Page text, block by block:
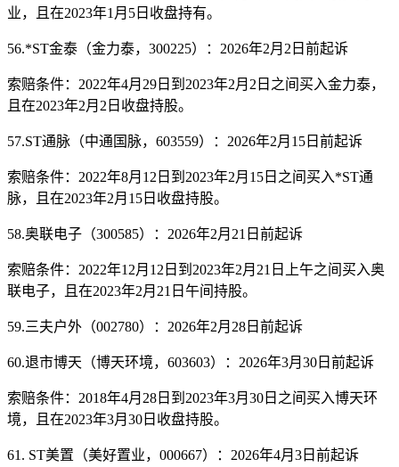
业，且在2023年1月5日收盘持有。
56.*ST金泰（金力泰，300225）：2026年2月2日前起诉
索赔条件：2022年4月29日到2023年2月2日之间买入金力泰，
且在2023年2月2日收盘持股。
57.ST通脉（中通国脉，603559）：2026年2月15日前起诉
索赔条件：2022年8月12日到2023年2月15日之间买入*ST通
脉，且在2023年2月15日收盘持股。
58.奥联电子（300585）：2026年2月21日前起诉
索赔条件：2022年12月12日到2023年2月21日上午之间买入奥
联电子，且在2023年2月21日午间持股。
59.三夫户外（002780）：2026年2月28日前起诉
60.退市博天（博天环境，603603）：2026年3月30日前起诉
索赔条件：2018年4月28日到2023年3月30日之间买入博天环
境，且在2023年3月30日收盘持股。
61. ST美置（美好置业，000667）：2026年4月3日前起诉